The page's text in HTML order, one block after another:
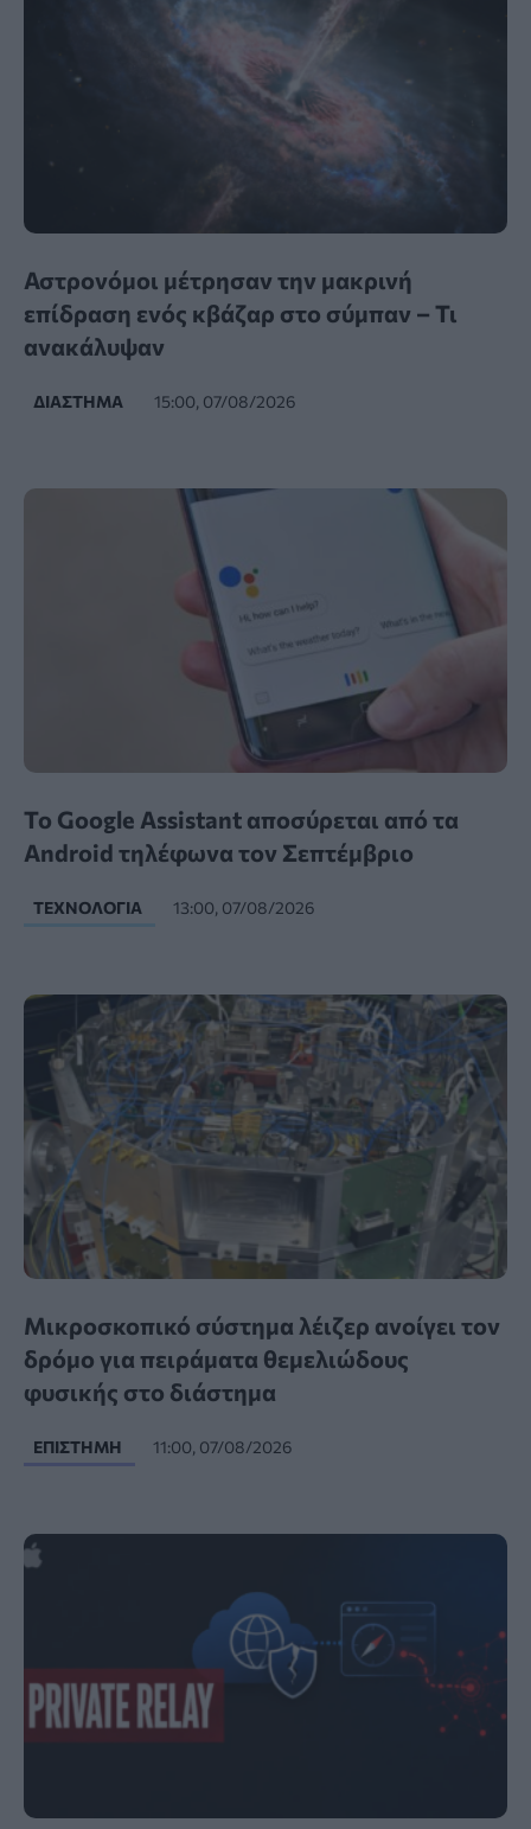
Αστρονόμοι μέτρησαν την μακρινή
επίδραση ενός κβάζαρ στο σύμπαν – Τι
ανακάλυψαν
ΔΙΆΣΤΗΜΑ 15:00, 07/08/2026
Το Google Assistant αποσύρεται από τα
Android τηλέφωνα τον Σεπτέμβριο
ΤΕΧΝΟΛΟΓΊΑ 13:00, 07/08/2026
Μικροσκοπικό σύστημα λέιζερ ανοίγει τον
δρόμο για πειράματα θεμελιώδους
φυσικής στο διάστημα
ΕΠΙΣΤΉΜΗ 11:00, 07/08/2026